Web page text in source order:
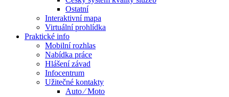
Ostatní
Interaktivní mapa
Virtuální prohlídka
Praktické info
Mobilní rozhlas
Nabídka práce
Hlášení závad
Infocentrum
Užitečné kontakty
Auto ⁄ Moto